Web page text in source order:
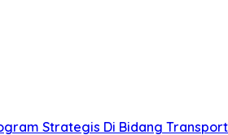
Strategis Di Bidang